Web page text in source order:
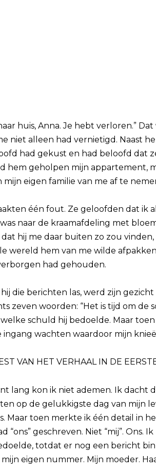
huis, Anna. Je hebt verloren.”
niet alleen had vernietigd. Naast
had gekust en had beloofd dat
hem geholpen mijn appartement,
mijn eigen familie van me af te
één fout. Ze geloofden dat ik
naar de kraamafdeling met
hij me daar buiten zo zou
wereld hem van me wilde
had gehouden.
die berichten las, werd zijn
zeven woorden: “Het is tijd om de
schuld hij bedoelde. Maar
ingang wachten waardoor mijn
VAN HET VERHAAL IN DE
lang kon ik niet ademen. Ik dacht
op de gelukkigste dag van mijn
Maar toen merkte ik één detail in
“ons” geschreven. Niet “mij”.
totdat er nog een bericht
eigen nummer. Mijn moeder.